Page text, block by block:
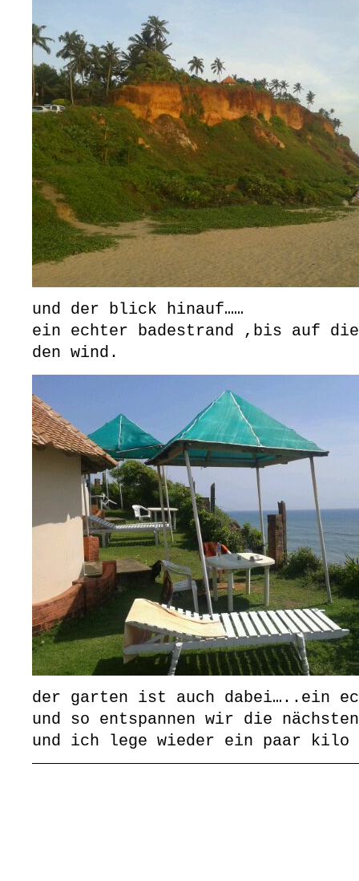
und der blick hinauf……
ein echter badestrand ,bis auf die
den wind.
der garten ist auch dabei…..ein
und so entspannen wir die
und ich lege wieder ein paar kilo